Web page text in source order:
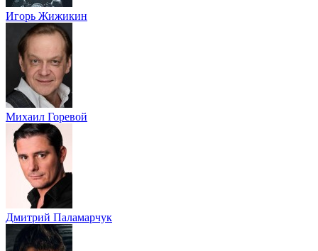
Игорь Жижикин
Михаил Горевой
Дмитрий Паламарчук